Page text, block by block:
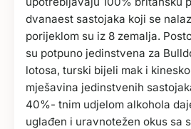
dvanaest sastojaka koji se
porijeklom su iz 8 zemalja.
su potpuno jedinstvena za
lotosa, turski bijeli mak i
mješavina jedinstvenih
40%- tnim udjelom alkohola
uglađen i uravnotežen okus sa